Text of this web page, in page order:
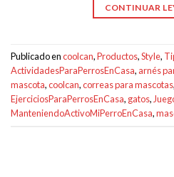
CONTINUAR
Publicado encoolcan,Productos,Style,
ActividadesParaPerrosEnCasa, arnés
mascota,coolcan,correas para mascotas,
EjerciciosParaPerrosEnCasa, gatos,
ManteniendoActivoMiPerroEnCasa,